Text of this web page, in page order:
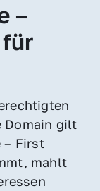
–
Domain gilt
– First
mahlt